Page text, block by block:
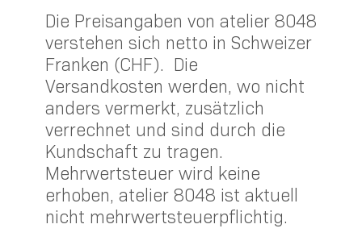
Die Preisangaben von atelier 8048
verstehen sich netto in Schweizer
Franken (CHF). Die
Versandkosten werden, wo nicht
anders vermerkt, zusätzlich
verrechnet und sind durch die
Kundschaft zu tragen.
Mehrwertsteuer wird keine
erhoben, atelier 8048 ist aktuell
nicht mehrwertsteuerpflichtig.